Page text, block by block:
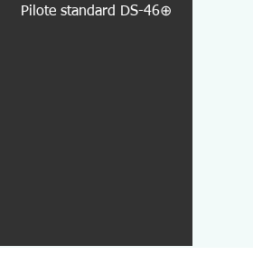
Pilote standard DS-46⊕